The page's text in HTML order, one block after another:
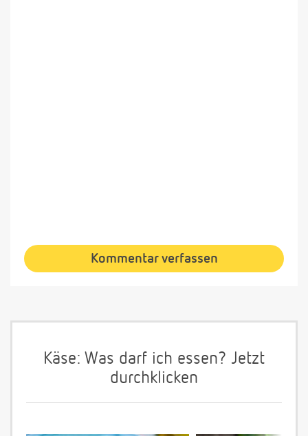
Kommentar verfassen
Käse: Was darf ich essen? Jetzt
durchklicken